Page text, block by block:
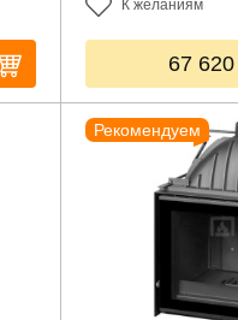
К желаниям
67 620
Рекомендуем